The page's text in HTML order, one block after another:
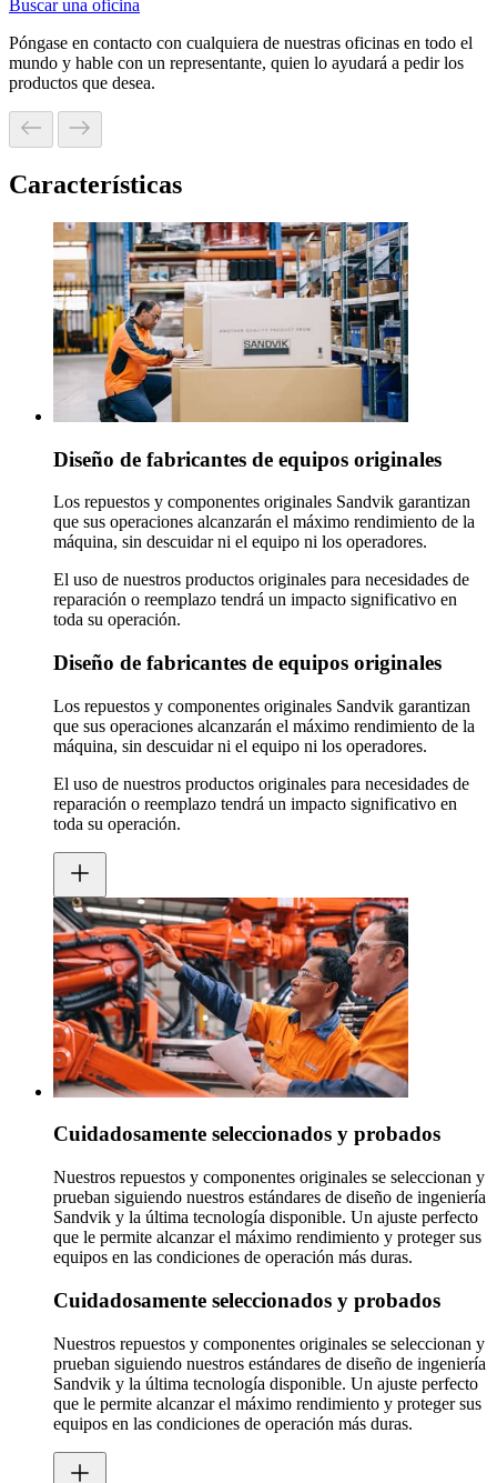
Buscar una oficina
Póngase en contacto con cualquiera de nuestras oficinas en todo el
mundo y hable con un representante, quien lo ayudará a pedir los
productos que desea.
Características
Diseño de fabricantes de equipos originales
Los repuestos y componentes originales Sandvik garantizan
que sus operaciones alcanzarán el máximo rendimiento de la
máquina, sin descuidar ni el equipo ni los operadores.
El uso de nuestros productos originales para necesidades de
reparación o reemplazo tendrá un impacto significativo en
toda su operación.
Diseño de fabricantes de equipos originales
Los repuestos y componentes originales Sandvik garantizan
que sus operaciones alcanzarán el máximo rendimiento de la
máquina, sin descuidar ni el equipo ni los operadores.
El uso de nuestros productos originales para necesidades de
reparación o reemplazo tendrá un impacto significativo en
toda su operación.
Cuidadosamente seleccionados y probados
Nuestros repuestos y componentes originales se seleccionan y
prueban siguiendo nuestros estándares de diseño de ingeniería
Sandvik y la última tecnología disponible. Un ajuste perfecto
que le permite alcanzar el máximo rendimiento y proteger sus
equipos en las condiciones de operación más duras.
Cuidadosamente seleccionados y probados
Nuestros repuestos y componentes originales se seleccionan y
prueban siguiendo nuestros estándares de diseño de ingeniería
Sandvik y la última tecnología disponible. Un ajuste perfecto
que le permite alcanzar el máximo rendimiento y proteger sus
equipos en las condiciones de operación más duras.